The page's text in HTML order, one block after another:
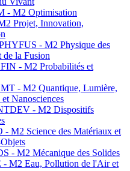
- M2 Optimisation
Projet, Innovation,
- M2 Physique des
de la Fusion
- M2 Probabilités et
- M2 Quantique, Lumière,
Nanosciences
- M2 Dispositifs
M2 Science des Matériaux et
- M2 Mécanique des Solides
- M2 Eau, Pollution de l'Air et